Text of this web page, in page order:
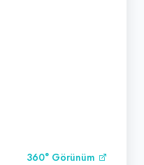
360° Görünüm